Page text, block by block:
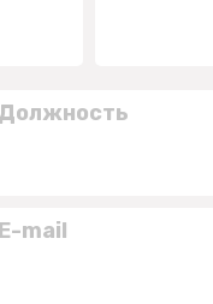
Должность
E-mail